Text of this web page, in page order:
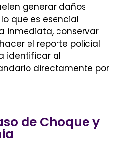
generar daños
que es esencial
inmediata, conservar
el reporte policial
identificar al
directamente por
de Choque y